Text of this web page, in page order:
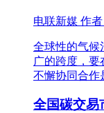
电联新媒 作者
全球性的气候
广的跨度，要
不懈协同合作
全国碳交易